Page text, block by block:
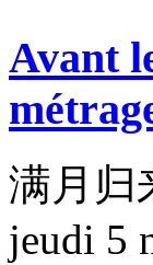
Avant
满月归
jeudi 5